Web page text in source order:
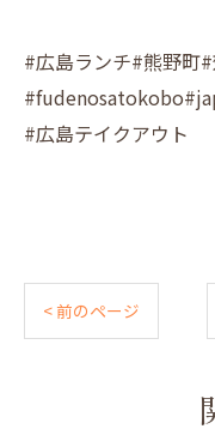
#広島ランチ#熊野町
#広島テイクアウト
< 前のページ